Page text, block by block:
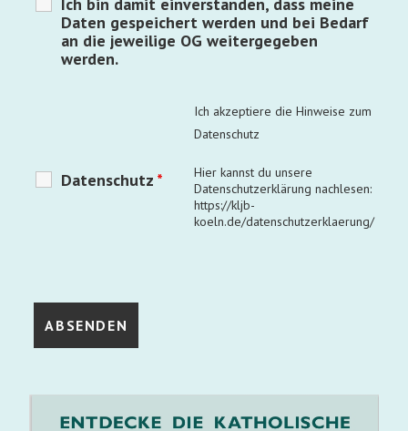
Daten gespeichert werden und bei Bedarf
an die jeweilige OG weitergegeben
werden.
Datenschutz *
Ich akzeptiere die Hinweise zum
Datenschutz
Hier kannst du unsere
Datenschutzerklärung nachlesen:
https://kljb-
koeln.de/datenschutzerklaerung/